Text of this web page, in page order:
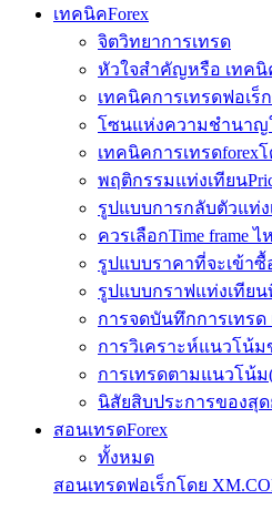
เทคนิคForex
จิตวิทยาการเทรด
หัวใจสำคัญหรือ เทคนิ
เทคนิคการเทรดฟอเร็
โซนแห่งความชำนาญ
เทคนิคการเทรดforexโ
พฤติกรรมแท่งเทียน
รูปแบบการกลับตัวแท่ง
ควรเลือกTime frame
รูปแบบราคาที่จะเข้าซื้
รูปแบบกราฟแท่งเทียน
การจดบันทึกการเทรด
การวิเคราะห์แนวโน้
การเทรดตามแนวโน้ม
นิสัยสิบประการของสุด
สอนเทรดForex
ทั้งหมด
สอนเทรดฟอเร็กโดย